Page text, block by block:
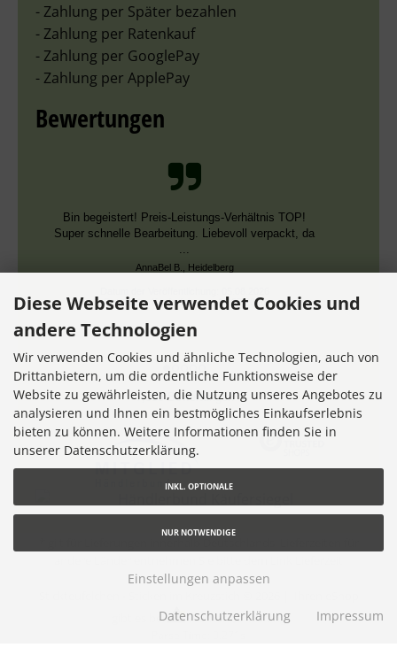
- Zahlung per Später bezahlen
- Zahlung per Ratenkauf
- Zahlung per GooglePay
- Zahlung per ApplePay
Bewertungen
Schnelle Bearbeitung, nur leider falsche Farben,
die aber dieselben DMC Nummern trugen.
Datum der Kauferfahrung: 13.07.2026
7,355 Bewertungen
gibt es bei
Werner Consulting
Diese Webseite verwendet Cookies und
andere Technologien
Wir verwenden Cookies und ähnliche Technologien, auch von
Drittanbietern, um die ordentliche Funktionsweise der
Website zu gewährleisten, die Nutzung unseres Angebotes zu
analysieren und Ihnen ein bestmögliches Einkaufserlebnis
bieten zu können. Weitere Informationen finden Sie in
unserer Datenschutzerklärung.
INKL. OPTIONALE
NUR NOTWENDIGE
Einstellungen anpassen
Datenschutzerklärung Impressum